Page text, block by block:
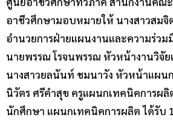
อาชีวศึกษามอบหมายให้ นางสาวสมจิ
อำนวยการฝ่ายแผนงานและความร่วม
นายพรรณ โรจนพรรณ หัวหน้างานวิจั
นางสาวยลนันท์ ชมนาวัง หัวหน้าแผน
นิวัตร ศรีคำสุข ครูแผนกเทคนิคการผลิ
นักศึกษา แผนกเทคนิคการผลิต ได้รับ 1